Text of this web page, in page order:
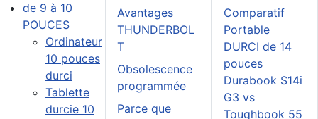
de 9 à 10
POUCES
Ordinateur
10 pouces
durci
Tablette
durcie 10
Avantages
THUNDERBOL
T
Obsolescence
programmée
Parce que
Comparatif
Portable
DURCI de 14
pouces
Durabook S14i
G3 vs
Toughbook 55